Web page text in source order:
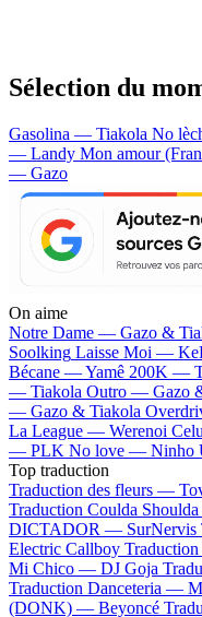
Sélection du
Gasolina — Tiakola No
— Landy Mon amour
— Gazo
On aime
Notre Dame — Gazo &
Soolking Laisse Moi —
Bécane —Yamê 200K —
— Tiakola Outro — Gazo
— Gazo & Tiakola
La League — Werenoi
— PLK No love — Ninho
Top traduction
Traduction des fleurs —
Traduction Coulda
DICTADOR — SurNervis
Electric Callboy
Mi Chico — DJ Goja
Traduction Danceteria —
(DONK) — Beyoncé